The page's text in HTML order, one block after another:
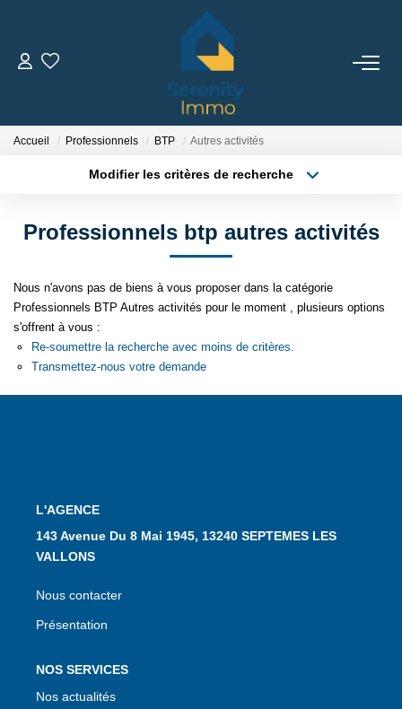
ACHETER
LOUER
FAIRE GÉRER
NOTRE AGENCE
Qui Sommes Nous
Accueil Professionnels BTP Autres activités
Modifier les critères de recherche
Type de bien
Budget max Plus de critères
Professionnels btp autres activités
Nous n'avons pas de biens à vous proposer dans la catégorie
Professionnels BTP Autres activités pour le moment , plusieurs options
s'offrent à vous :
Re-soumettre la recherche avec moins de critères.
Transmettez-nous votre demande
L'AGENCE
143 Avenue Du 8 Mai 1945, 13240 SEPTEMES LES
VALLONS
Nous contacter
Présentation
NOS SERVICES
Nos actualités